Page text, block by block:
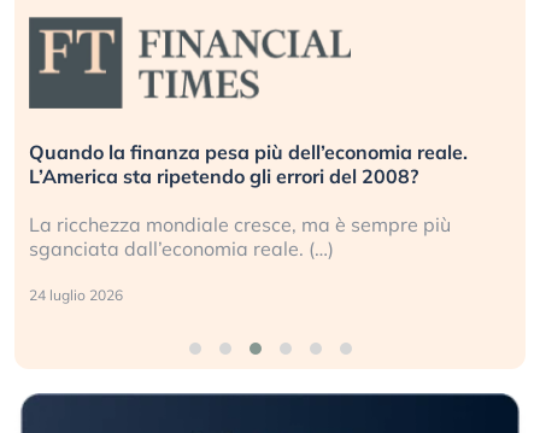
Quando la finanza pesa più dell’economia reale.
L’America sta ripetendo gli errori del 2008?
La ricchezza mondiale cresce, ma è sempre più
sganciata dall’economia reale. (…)
24 luglio 2026